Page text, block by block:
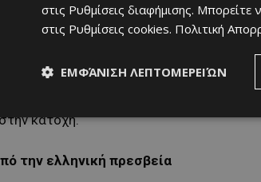
εξακολουθεί να ζητά «όχι
δικαιώματα».
ο πρέσβης της Κυπριακής
σύμβολο ελπίδας και επιστροφής,
κατοχή.
την ελληνική πρεσβεία
στις Ρυθμίσεις διαφήμισης. Μπορείτε
στις Ρυθμίσεις cookies. Πολιτική
ΕΜΦΆΝΙΣΗ ΛΕΠΤΟΜΕΡΕΙΏΝ